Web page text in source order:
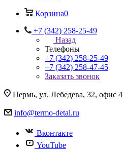
Корзина0
+7 (342) 258-25-49
Назад
Телефоны
+7 (342) 258-25-49
+7 (342) 258-47-45
Заказать звонок
Пермь, ул. Лебедева, 32, офис 4
info@termo-detal.ru
Вконтакте
YouTube